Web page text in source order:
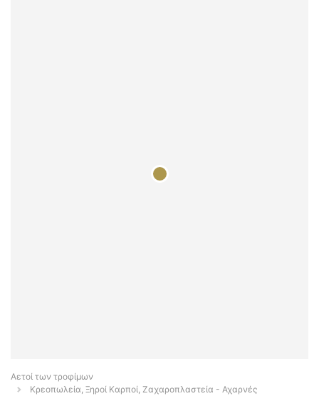
Αετοί των τροφίμων
Κρεοπωλεία, Ξηροί Καρποί, Ζαχαροπλαστεία - Αχαρνές